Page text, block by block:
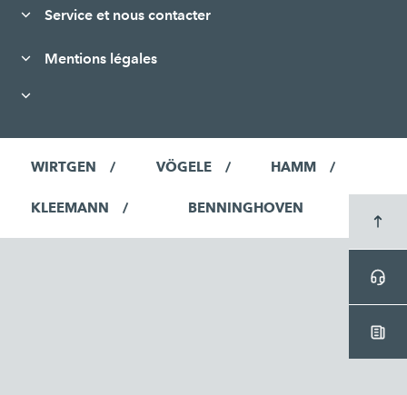
Service et nous contacter
Mentions légales
WIRTGEN VÖGELE HAMM
KLEEMANN BENNINGHOVEN